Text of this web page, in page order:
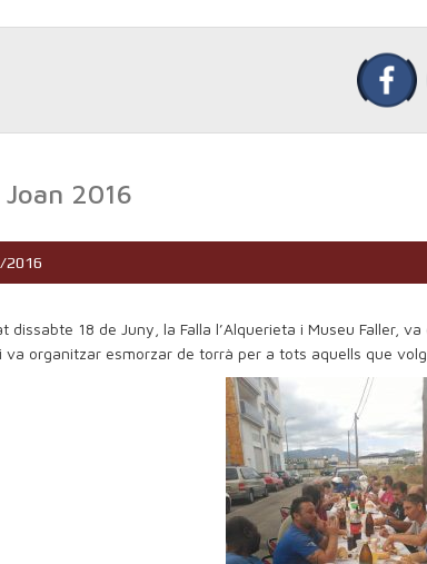
Joan 2016
2016
dissabte 18 de Juny, la Falla l’Alquerieta i Museu Faller,
va organitzar esmorzar de torrà per a tots aquells que